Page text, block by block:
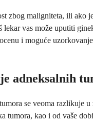
zbog maligniteta, ili ako
lekar vas može uputiti
i moguće
adneksalnih
se veoma razlikuje u
tumora, kao i od vaše